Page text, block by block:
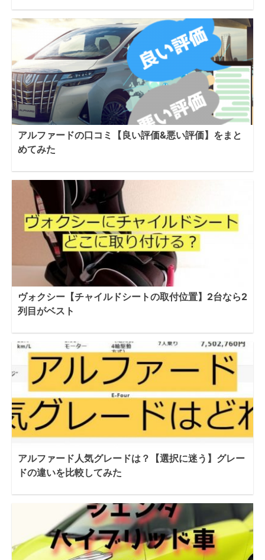
アルファードの口コミ【良い評価&悪い評価】をまと
めてみた
ヴォクシー【チャイルドシートの取付位置】2台なら2
列目がベスト
アルファード人気グレードは？【選択に迷う】グレー
ドの違いを比較してみた